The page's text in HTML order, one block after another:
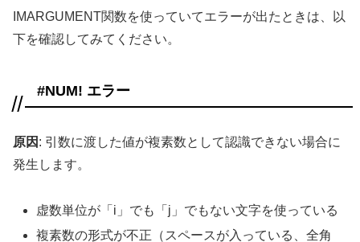
IMARGUMENT関数を使っていてエラーが出たときは、以
下を確認してみてください。
#NUM! エラー
原因 : 引数に渡した値が複素数として認識できない場合に
発生します。
虚数単位が「i」でも「j」でもない文字を使っている
複素数の形式が不正（スペースが入っている、全角